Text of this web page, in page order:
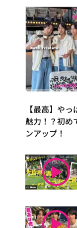
【最高】や
魅力！？初め
ンアップ！